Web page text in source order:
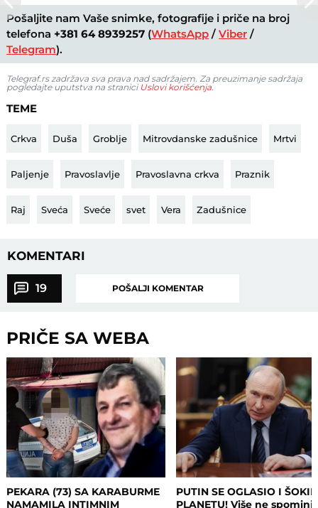
Pošaljite nam Vaše snimke, fotografije i priče na broj
telefona +381 64 8939257 (WhatsApp /Viber /
Telegram).
Telegraf.rs zadržava sva prava nad sadržajem. Za preuzimanje sadržaja
pogledajte uputstva na stranici Uslovi korišćenja.
TEME
Crkva Duša Groblje Mitrovdanske zadušnice Mrtvi
Paljenje Pravoslavlje Pravoslavna crkva Praznik
Raj Sveća Sveće svet Vera Zadušnice
KOMENTARI
19 POŠALJI KOMENTAR
PRIČE SA WEBA
PEKARA (73) SA KARABURME
NAMAMILA INTIMNIM
PUTIN SE OGLASIO I
PLANETU! Više ne